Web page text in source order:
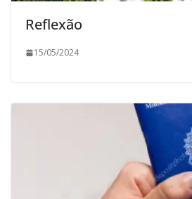
Reflexão
15/05/2024